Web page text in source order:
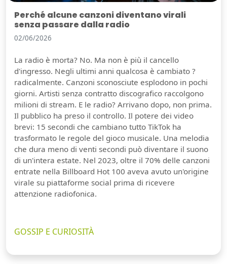
Perché alcune canzoni diventano virali
senza passare dalla radio
02/06/2026
La radio è morta? No. Ma non è più il cancello
d'ingresso. Negli ultimi anni qualcosa è cambiato ?
radicalmente. Canzoni sconosciute esplodono in pochi
giorni. Artisti senza contratto discografico raccolgono
milioni di stream. E le radio? Arrivano dopo, non prima.
Il pubblico ha preso il controllo. Il potere dei video
brevi: 15 secondi che cambiano tutto TikTok ha
trasformato le regole del gioco musicale. Una melodia
che dura meno di venti secondi può diventare il suono
di un'intera estate. Nel 2023, oltre il 70% delle canzoni
entrate nella Billboard Hot 100 aveva avuto un'origine
virale su piattaforme social prima di ricevere
attenzione radiofonica.
GOSSIP E CURIOSITÀ